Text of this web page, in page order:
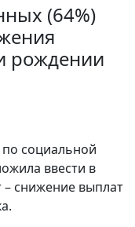
(64%)
рождении
социальной
ввести в
снижение выплат